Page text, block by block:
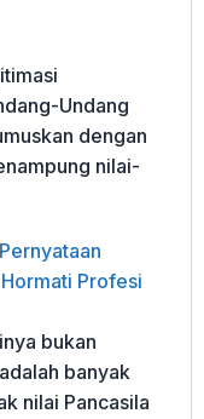
Undang
dengan
nilai-
Profesi
bukan
banyak
nilai Pancasila